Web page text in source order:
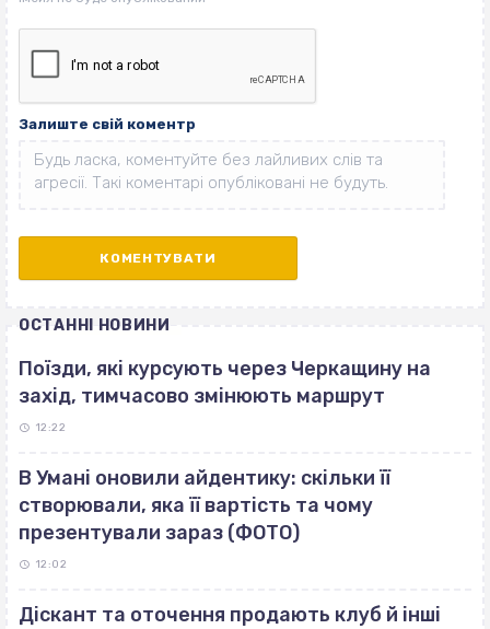
Залиште свій коментр
ОСТАННІ НОВИНИ
Поїзди, які курсують через Черкащину на
захід, тимчасово змінюють маршрут
12:22
В Умані оновили айдентику: скільки її
створювали, яка її вартість та чому
презентували зараз (ФОТО)
12:02
Діскант та оточення продають клуб й інші